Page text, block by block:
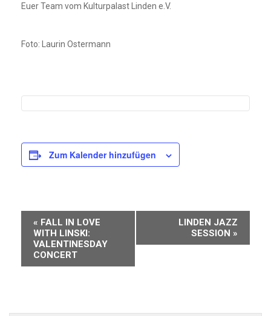
Euer Team vom Kulturpalast Linden e.V.
Foto: Laurin Ostermann
Zum Kalender hinzufügen
Veranstaltung-
Navigation
« FALL IN LOVE
WITH LINSKI:
VALENTINESDAY
CONCERT
LINDEN JAZZ
SESSION »